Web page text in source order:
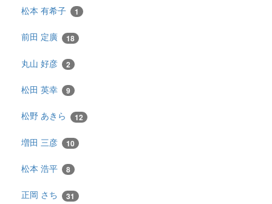
松本 有希子 1
前田 定廣 18
丸山 好彦 2
松田 英幸 9
松野 あきら 12
増田 三彦 10
松本 浩平 8
正岡 さち 31